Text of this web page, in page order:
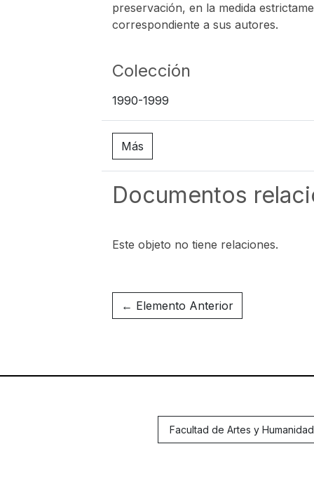
preservación, en la medida
correspondiente a sus autores.
Colección
1990-1999
Más
Documentos
Este objeto no tiene relaciones.
← Elemento Anterior
Facultad de Artes y